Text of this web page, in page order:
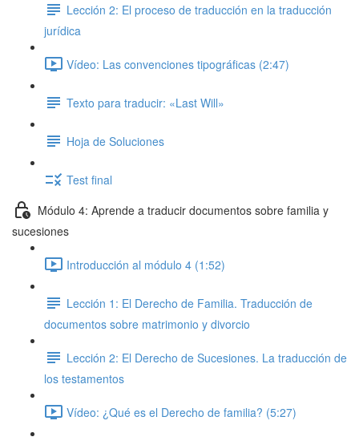
Lección 2: El proceso de traducción en la traducción
jurídica
Vídeo: Las convenciones tipográficas (2:47)
Texto para traducir: «Last Will»
Hoja de Soluciones
Test final
Módulo 4: Aprende a traducir documentos sobre familia y
sucesiones
Introducción al módulo 4 (1:52)
Lección 1: El Derecho de Familia. Traducción de
documentos sobre matrimonio y divorcio
Lección 2: El Derecho de Sucesiones. La traducción de
los testamentos
Vídeo: ¿Qué es el Derecho de familia? (5:27)